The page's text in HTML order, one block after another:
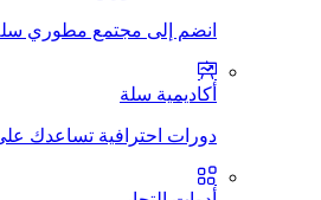
انضم إلى مجتمع مطوري
أكاديمية سلة
دورات احترافية تساعدك